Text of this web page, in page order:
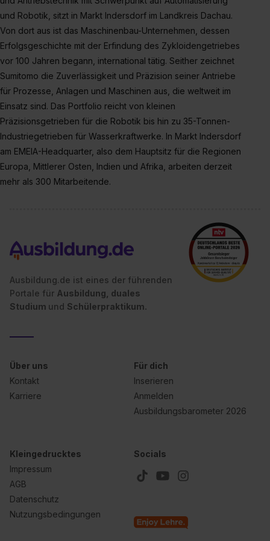
bestimmte Verwendungszwecke zulassen, triff deine
Auswahl über die Checkboxen und klick auf „Auswahl
erlauben“. Die Einwilligung zur Platzierung von Cookies
der Kategorien „Präferenzen“, „Statistiken“ und „Social
Media und Marketing“ umfasst hierbei die Einwilligung
zur Übermittlung deiner Daten in die USA (Art. 49 Abs. 1
S. 1 lit. a) DS-GVO). Die USA verfügen über kein
angemessenes Datenschutzniveau (EuGH – Schrems
II). Du kannst die von dir erteilte Einwilligung jederzeit mit
Wirkung für die Zukunft ganz oder teilweise über unsere
Einstellungen“ widerrufen. Weitere Informationen zu den
und Robotik, sitzt in Markt Indersdorf im Landkreis Dachau.
Von dort aus ist das Maschinenbau-Unternehmen, dessen
Erfolgsgeschichte mit der Erfindung des Zykloidengetriebes
vor 100 Jahren begann, international tätig. Seither zeichnet
Sumitomo die Zuverlässigkeit und Präzision seiner Antriebe
für Prozesse, Anlagen und Maschinen aus, die weltweit im
Einsatz sind. Das Portfolio reicht von kleinen
Präzisionsgetrieben für die Robotik bis hin zu 35-Tonnen-
Industriegetrieben für Wasserkraftwerke. In Markt Indersdorf
am EMEIA-Headquarter, also dem Hauptsitz für die Regionen
Europa, Mittlerer Osten, Indien und Afrika, arbeiten derzeit
mehr als 300 Mitarbeitende.
Ausbildung.de ist eines der führenden
Portale für Ausbildung, duales
Studium und Schülerpraktikum.
Über uns
Kontakt
Karriere
Für dich
Inserieren
Anmelden
Ausbildungsbarometer 2026
Kleingedrucktes
Impressum
AGB
Datenschutz
Nutzungsbedingungen
Socials